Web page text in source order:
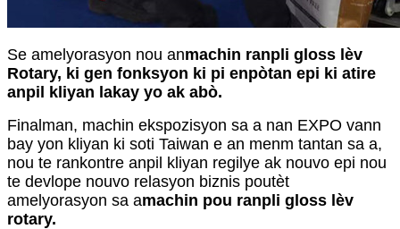
Se amelyorasyon nou anmachin ranpli gloss lèv
Rotary, ki gen fonksyon ki pi enpòtan epi ki atire
anpil kliyan lakay yo ak abò.
Finalman, machin ekspozisyon sa a nan EXPO vann
bay yon kliyan ki soti Taiwan e an menm tantan sa a,
nou te rankontre anpil kliyan regilye ak nouvo epi nou
te devlope nouvo relasyon biznis poutèt
amelyorasyon sa amachin pou ranpli gloss lèv
rotary.